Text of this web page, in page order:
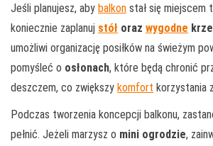
Jeśli planujesz, aby balkon stał się miejscem
koniecznie zaplanuj stół oraz wygodne
umożliwi organizację posiłków na świeżym
pomyśleć o osłonach, które będą chronić
deszczem, co zwiększy komfort korzystania
Podczas tworzenia koncepcji balkonu,
pełnić. Jeżeli marzysz o mini ogrodzie,